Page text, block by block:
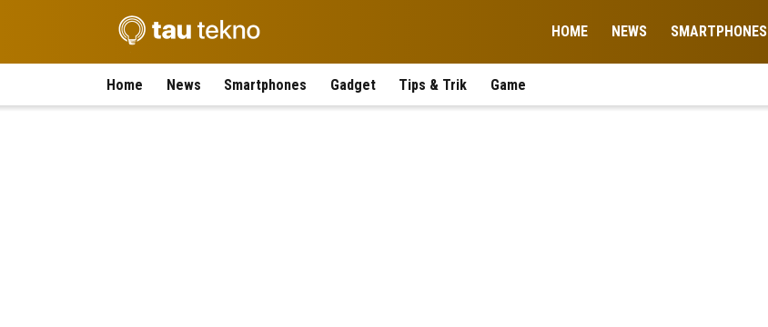
HOME NEWS SMARTPHONES
Home News Smartphones Gadget Tips & Trik Game